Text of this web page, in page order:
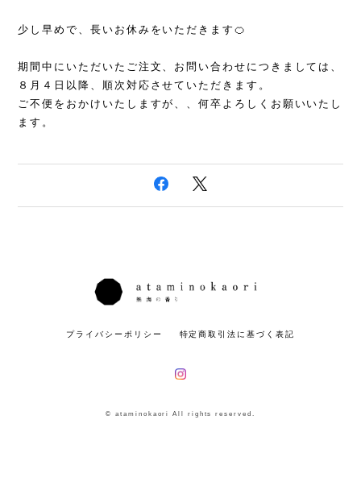
少し早めで、長いお休みをいただきます🍊
期間中にいただいたご注文、お問い合わせにつきましては、
８月４日以降、順次対応させていただきます。
ご不便をおかけいたしますが、、何卒よろしくお願いいたし
ます。
プライバシーポリシー 特定商取引法に基づく表記
© ataminokaori All rights reserved.